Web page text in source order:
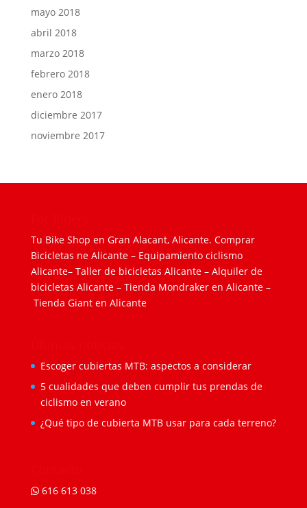
mayo 2018
abril 2018
marzo 2018
febrero 2018
enero 2018
diciembre 2017
noviembre 2017
Tu Bike Shop en Gran Alacant, Alicante. Comprar
Bicicletas ne Alicante– Equipamiento ciclismo
Alicante– Taller de bicicletas Alicante– Alquiler de
bicicletas Alicante– Tienda Mondraker en Alicante–
Tienda Giant en Alicante
Escoger cubiertas MTB: aspectos a considerar
5 cualidades que deben cumplir tus prendas de
ciclismo en verano
¿Qué tipo de cubierta MTB usar para cada terreno?
616 613 038